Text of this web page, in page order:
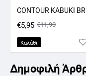
ΠΡΟΣΦΟΡΑ
€5,95 €11,90
Καλάθι
Δημοφιλή